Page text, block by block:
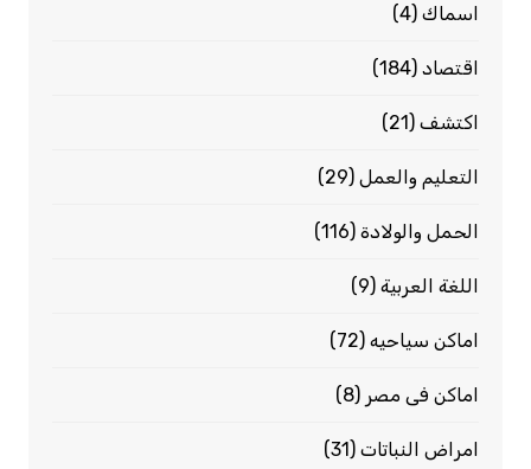
اسماك(4)
اقتصاد(184)
اكتشف(21)
التعليم والعمل(29)
الحمل والولادة(116)
اللغة العربية(9)
اماكن سياحيه(72)
اماكن فى مصر (8)
امراض النباتات(31)